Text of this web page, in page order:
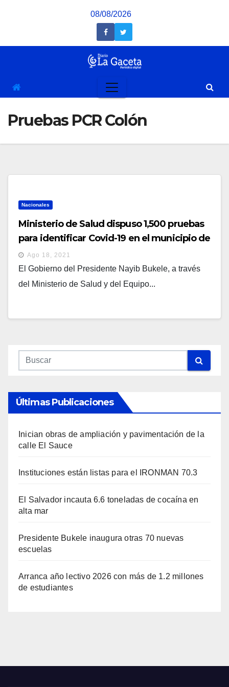
08/08/2026
Pruebas PCR Colón
Nacionales
Ministerio de Salud dispuso 1,500 pruebas
para identificar Covid-19 en el municipio de
Colón, La Libertad
Ago 18, 2021
El Gobierno del Presidente Nayib Bukele, a través
del Ministerio de Salud y del Equipo...
Últimas Publicaciones
Inician obras de ampliación y pavimentación de la
calle El Sauce
Instituciones están listas para el IRONMAN 70.3
El Salvador incauta 6.6 toneladas de cocaína en
alta mar
Presidente Bukele inaugura otras 70 nuevas
escuelas
Arranca año lectivo 2026 con más de 1.2 millones
de estudiantes